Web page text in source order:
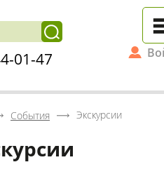
01-47
События Экскурсии